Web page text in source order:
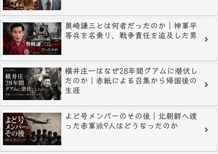
奥崎謙三とは何者だったのか｜神軍平
等兵を名乗り、戦争責任を追及した男
横井庄一はなぜ28年間グアムに潜伏し
たのか｜赤紙による召集から帰国後の
生涯
よど号メンバーのその後｜北朝鮮へ渡
った赤軍派9人はどうなったのか